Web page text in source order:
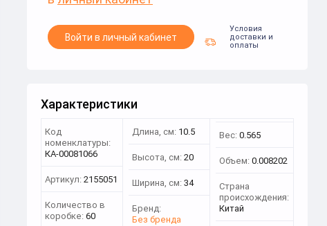
Войти в личный кабинет
Условия
доставки и
оплаты
Характеристики
Код
номенклатуры:
КА-00081066
Артикул: 2155051
Количество в
коробке: 60
Длина, см: 10.5
Высота, см: 20
Ширина, см: 34
Бренд:
Без бренда
Вес: 0.565
Объем: 0.008202
Страна
происхождения:
Китай